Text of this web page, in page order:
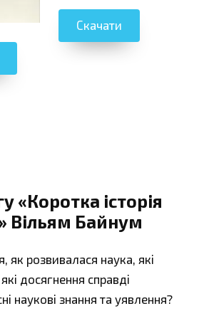
Скачати
«Коротка історія
Вільям Байнум
як розвивалася наука, які
досягнення справді
наукові знання та уявлення?